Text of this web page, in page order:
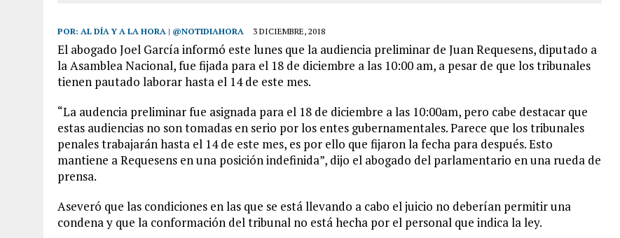
POR: AL DÍA Y A LA HORA | @NOTIDIAHORA 3 DICIEMBRE, 2018
El abogado Joel García informó este lunes que la audiencia preliminar de Juan Requesens, diputado a
la Asamblea Nacional, fue fijada para el 18 de diciembre a las 10:00 am, a pesar de que los tribunales
tienen pautado laborar hasta el 14 de este mes.
“La audencia preliminar fue asignada para el 18 de diciembre a las 10:00am, pero cabe destacar que
estas audiencias no son tomadas en serio por los entes gubernamentales. Parece que los tribunales
penales trabajarán hasta el 14 de este mes, es por ello que fijaron la fecha para después. Esto
mantiene a Requesens en una posición indefinida”, dijo el abogado del parlamentario en una rueda de
prensa.
Aseveró que las condiciones en las que se está llevando a cabo el juicio no deberían permitir una
condena y que la conformación del tribunal no está hecha por el personal que indica la ley.